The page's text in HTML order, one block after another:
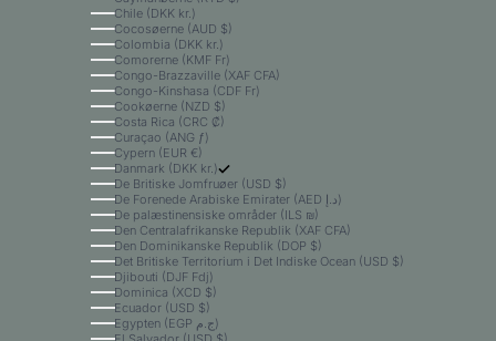
Chile (DKK kr.)
Cocosøerne (AUD $)
Colombia (DKK kr.)
Comorerne (KMF Fr)
Congo-Brazzaville (XAF CFA)
Congo-Kinshasa (CDF Fr)
Cookøerne (NZD $)
Costa Rica (CRC ₡)
Curaçao (ANG ƒ)
Cypern (EUR €)
Danmark (DKK kr.)
De Britiske Jomfruøer (USD $)
De Forenede Arabiske Emirater (AED د.إ)
De palæstinensiske områder (ILS ₪)
Den Centralafrikanske Republik (XAF CFA)
Den Dominikanske Republik (DOP $)
Det Britiske Territorium i Det Indiske Ocean (USD $)
Djibouti (DJF Fdj)
Dominica (XCD $)
Ecuador (USD $)
Egypten (EGP ج.م)